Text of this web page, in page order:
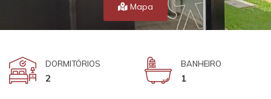
Mapa
DORMITÓRIOS
2
BANHEIRO
1